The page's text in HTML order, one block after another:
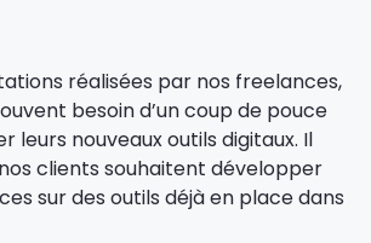
réalisées par nos freelances,
besoin d’un coup de pouce
leurs nouveaux outils digitaux. Il
clients souhaitent développer
sur des outils déjà en place dans